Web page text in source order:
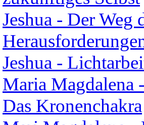
Jeshua - Der Weg
Jeshua -
Maria Magdalena
Das Kronenchakra